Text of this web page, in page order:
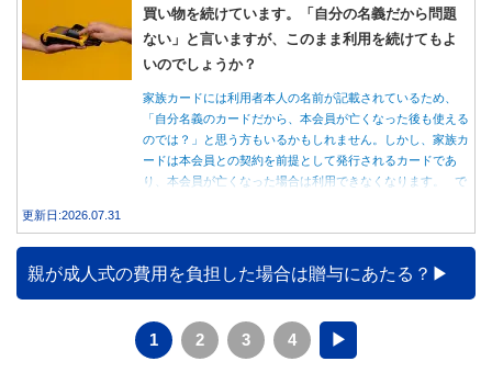
買い物を続けています。「自分の名義だから問題
ない」と言いますが、このまま利用を続けてもよ
いのでしょうか？
家族カードには利用者本人の名前が記載されているため、
「自分名義のカードだから、本会員が亡くなった後も使える
のでは？」と思う方もいるかもしれません。しかし、家族カ
ードは本会員との契約を前提として発行されるカードであ
り、本会員が亡くなった場合は利用できなくなります。 で
族が行うべき手続きについて分かりやすく解説します。
更新日:2026.07.31
親が成人式の費用を負担した場合は贈与にあたる？
1 2 3 4 ▶